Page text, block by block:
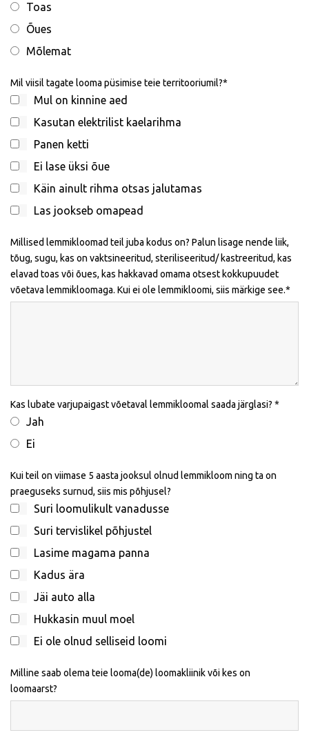
Toas
Õues
Mõlemat
Mil viisil tagate looma püsimise teie territooriumil?
Mul on kinnine aed
Kasutan elektrilist kaelarihma
Panen ketti
Ei lase üksi õue
Käin ainult rihma otsas jalutamas
Las jookseb omapead
Millised lemmikloomad teil juba kodus on? Palun lisage nende liik,
tõug, sugu, kas on vaktsineeritud, steriliseeritud/ kastreeritud, kas
elavad toas või õues, kas hakkavad omama otsest kokkupuudet
võetava lemmikloomaga. Kui ei ole lemmikloomi, siis märkige see.
Kas lubate varjupaigast võetaval lemmikloomal saada järglasi?
Jah
Ei
Kui teil on viimase 5 aasta jooksul olnud lemmikloom ning ta on
praeguseks surnud, siis mis põhjusel?
Suri loomulikult vanadusse
Suri tervislikel põhjustel
Lasime magama panna
Kadus ära
Jäi auto alla
Hukkasin muul moel
Ei ole olnud selliseid loomi
Milline saab olema teie looma(de) loomakliinik või kes on
loomaarst?